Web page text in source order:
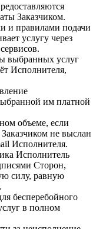
Заказчиком.
и правилами подачи
услугу через
выбранных услуг
Исполнителя,
им платной
объеме, если
не выслан
Исполнителя.
Исполнитель
Сторон,
силу, равную
бесперебойного
в полном